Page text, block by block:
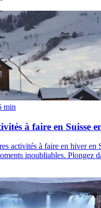
min
à faire en Suisse
activités à faire en hiver en
inoubliables. Plongez